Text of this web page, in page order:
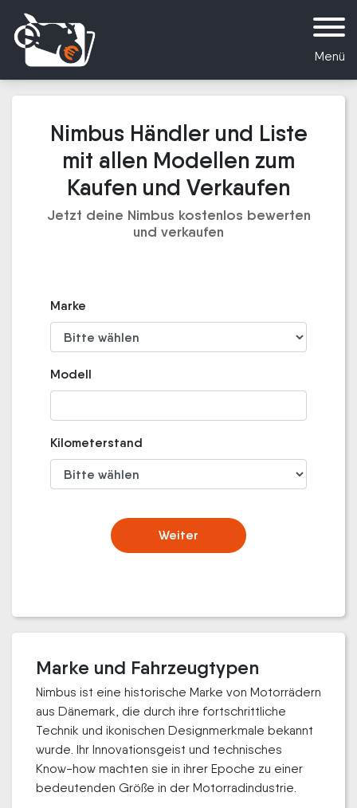
Menü
Nimbus Händler und Liste
mit allen Modellen zum
Kaufen und Verkaufen
Jetzt deine Nimbus kostenlos bewerten
und verkaufen
Marke
Modell
Kilometerstand
Weiter
Marke und Fahrzeugtypen
Nimbus ist eine historische Marke von Motorrädern
aus Dänemark, die durch ihre fortschrittliche
Technik und ikonischen Designmerkmale bekannt
wurde. Ihr Innovationsgeist und technisches
Know-how machten sie in ihrer Epoche zu einer
bedeutenden Größe in der Motorradindustrie.